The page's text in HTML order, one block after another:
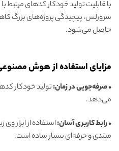
سرورلس، پیچیدگی پروژه‌های بزرگ
حاصل می‌شود.
مزایای استفاده از هوش
• صرفه‌جویی در زمان:تولید خودکار
می‌دهد.
• رابط کاربری آسان:استفاده از ابزار
مبتدی و حرفه‌ای بسیار ساده است.